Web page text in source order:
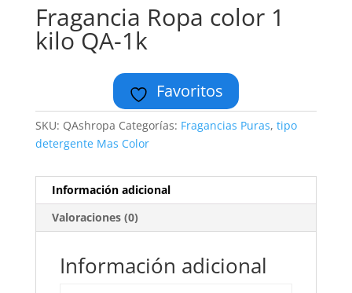
Fragancia Ropa color 1
kilo QA-1k
Favoritos
SKU: QAshropa Categorías: Fragancias Puras, tipo
detergente Mas Color
Información adicional
Valoraciones (0)
Información adicional